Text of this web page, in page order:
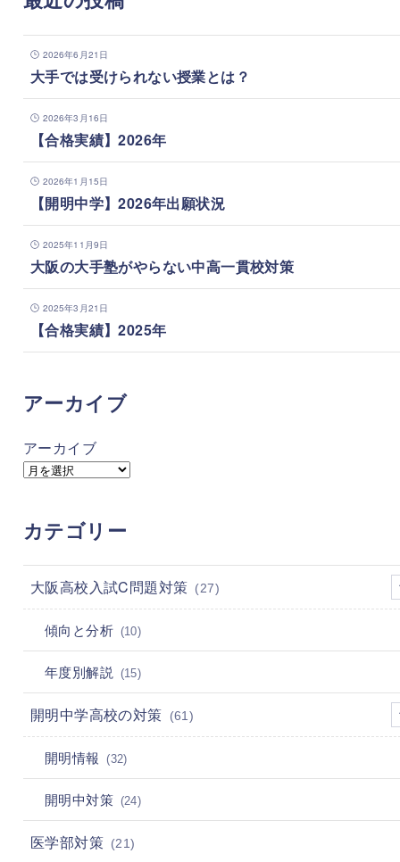
2026年6月21日
大手では受けられない授業とは？
2026年3月16日
【合格実績】2026年
2026年1月15日
【開明中学】2026年出願状況
2025年11月9日
大阪の大手塾がやらない中高一貫校対策
2025年3月21日
【合格実績】2025年
アーカイブ
アーカイブ
カテゴリー
大阪高校入試C問題対策 (27)
傾向と分析 (10)
年度別解説 (15)
開明中学高校の対策 (61)
開明情報 (32)
開明中対策 (24)
医学部対策 (21)